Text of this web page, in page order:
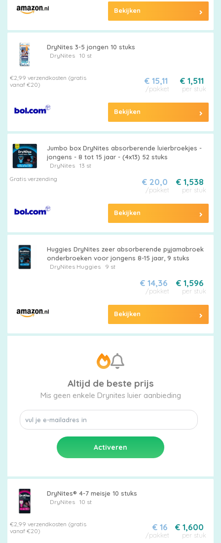
Bekijken
DryNites 3-5 jongen 10 stuks
DryNites 10 st
€2,99 verzendkosten (gratis
vanaf €20)
€ 1,511
per stuk
€ 15,11
/pakket
Bekijken
Jumbo box DryNites absorberende luierbroekjes -
jongens - 8 tot 15 jaar - (4x13) 52 stuks
DryNites
13 st
Gratis verzending
€ 1,538
per stuk
€ 20,0
/pakket
Bekijken
Huggies DryNites zeer absorberende pyjamabroek
onderbroeken voor jongens 8-15 jaar, 9 stuks
DryNites Huggies 9 st
€ 1,596
per stuk
€ 14,36
/pakket
Bekijken
Altijd de beste prijs
Mis geen enkele Drynites luier aanbieding
DryNites® 4-7 meisje 10 stuks
DryNites 10 st
€2,99 verzendkosten (gratis
vanaf €20)
€ 1,600
per stuk
€ 16
/pakket